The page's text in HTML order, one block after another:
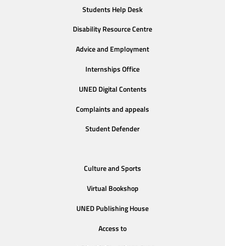
Students Help Desk
Disability Resource Centre
Advice and Employment
Internships Office
UNED Digital Contents
Complaints and appeals
Student Defender
Culture and Sports
Virtual Bookshop
UNED Publishing House
Access to